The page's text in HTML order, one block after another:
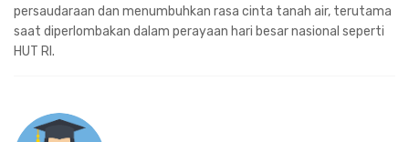
persaudaraan dan menumbuhkan rasa cinta tanah air, terutama
saat diperlombakan dalam perayaan hari besar nasional seperti
HUT RI.